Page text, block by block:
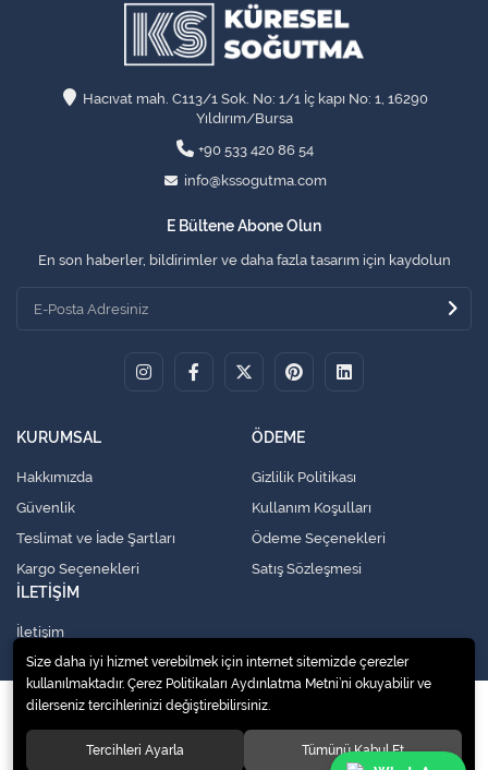
Hacıvat mah. C113/1 Sok. No: 1/1 İç kapı No: 1, 16290
Yıldırım/Bursa
+90 533 420 86 54
info@kssogutma.com
E Bültene Abone Olun
En son haberler, bildirimler ve daha fazla tasarım için kaydolun
KURUMSAL
Hakkımızda
Güvenlik
Teslimat ve İade Şartları
Kargo Seçenekleri
ÖDEME
Gizlilik Politikası
Kullanım Koşulları
Ödeme Seçenekleri
Satış Sözleşmesi
İLETİŞİM
İletişim
© 2020Küresel Soğutma Sistemleri Yedek Parça San. Ve Tic. Ltd. Şti.
Size daha iyi hizmet verebilmek için internet sitemizde çerezler
kullanılmaktadır. Çerez Politikaları Aydınlatma Metni’ni okuyabilir ve
dilerseniz tercihlerinizi değiştirebilirsiniz.
Tercihleri Ayarla Tümünü Kabul Et